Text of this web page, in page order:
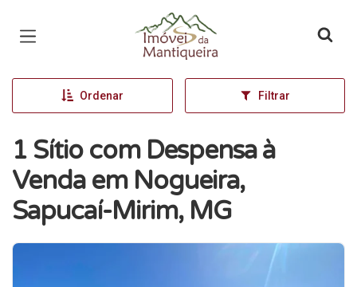
Página inicial
Ordenar Filtrar
1 Sítio com Despensa à
Venda em Nogueira,
Sapucaí-Mirim, MG